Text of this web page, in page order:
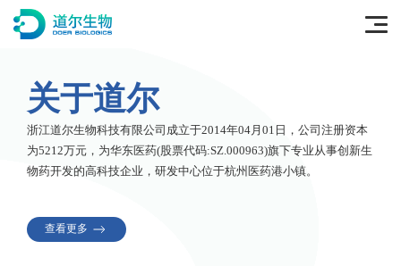
关于道尔
浙江道尔生物科技有限公司成立于2014年04月01日，公司注册资本
为5212万元，为华东医药(股票代码:SZ.000963)旗下专业从事创新生
物药开发的高科技企业，研发中心位于杭州医药港小镇。
查看更多